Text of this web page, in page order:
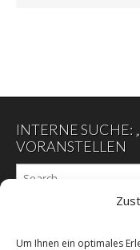
Um Ihnen ein optimales
INTERNE SUCHE:
VORANSTELLEN
DER GLÖCKEL